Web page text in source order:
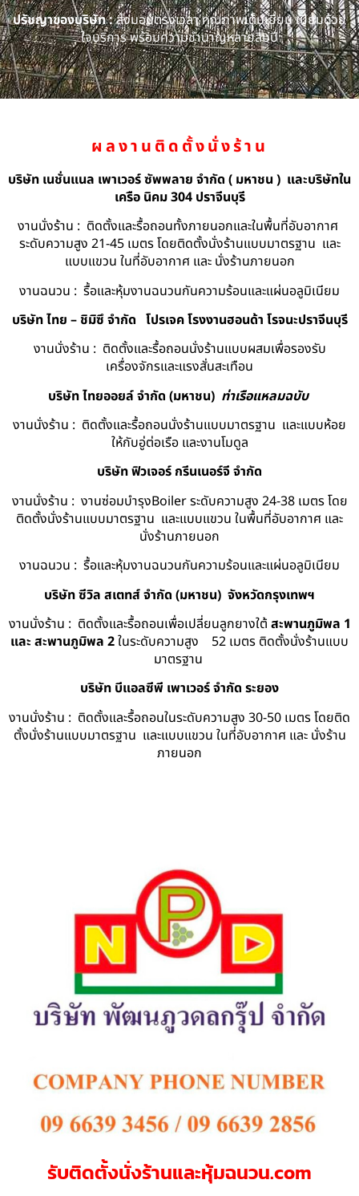
ปรัชญาของบริษัท :ส่งมอบตรงเวลา คุณภาพเต็มเยี่ยม เปี่ยมด้วย
ใจบริการ พร้อมความชำนาญหลายสิบปี
ผลงานติดตั้งนั่งร้าน
บริษัท เนชั่นแนล เพาเวอร์ ซัพพลาย จำกัด ( มหาชน ) และบริษัทใน
เครือ นิคม 304 ปราจีนบุรี
งานนั่งร้าน : ติดตั้งและรื้อถอนทั้งภายนอกและในพื้นที่อับอากาศ
ระดับความสูง 21-45 เมตร โดยติดตั้งนั่งร้านแบบมาตรฐาน และ
แบบแขวน ในที่อับอากาศ และ นั่งร้านภายนอก
งานฉนวน : รื้อและหุ้มงานฉนวนกันความร้อนและแผ่นอลูมิเนียม
บริษัท ไทย – ชิมิซึ จำกัด โปรเจค โรงงานฮอนด้า โรจนะปราจีนบุรี
งานนั่งร้าน : ติดตั้งและรื้อถอนนั่งร้านแบบผสมเพื่อรองรับ
เครื่องจักรและแรงสั่นสะเทือน
บริษัท ไทยออยล์ จํากัด (มหาชน) ท่าเรือแหลมฉบับ
งานนั่งร้าน : ติดตั้งและรื้อถอนนั่งร้านแบบมาตรฐาน และแบบห้อย
ให้กับอู่ต่อเรือ และงานโมดูล
บริษัท ฟิวเจอร์ กรีนเนอร์จี จำกัด
งานนั่งร้าน : งานซ่อมบำรุงBoiler ระดับความสูง 24-38 เมตร โดย
ติดตั้งนั่งร้านแบบมาตรฐาน และแบบแขวน ในพื้นที่อับอากาศ และ
นั่งร้านภายนอก
งานฉนวน : รื้อและหุ้มงานฉนวนกันความร้อนและแผ่นอลูมิเนียม
บริษัท ซีวิล สเตทส์ จำกัด (มหาชน) จังหวัดกรุงเทพฯ
งานนั่งร้าน : ติดตั้งและรื้อถอนเพื่อเปลี่ยนลูกยางใต้ สะพานภูมิพล 1
และ สะพานภูมิพล 2ในระดับความสูง 52 เมตร ติดตั้งนั่งร้านแบบ
มาตรฐาน
บริษัท บีแอลซีพี เพาเวอร์ จำกัด ระยอง
งานนั่งร้าน : ติดตั้งและรื้อถอนในระดับความสูง 30-50 เมตร โดยติด
ตั้งนั่งร้านแบบมาตรฐาน และแบบแขวน ในที่อับอากาศ และ นั่งร้าน
ภายนอก
รับติดตั้งนั่งร้านและหุ้มฉนวน.com